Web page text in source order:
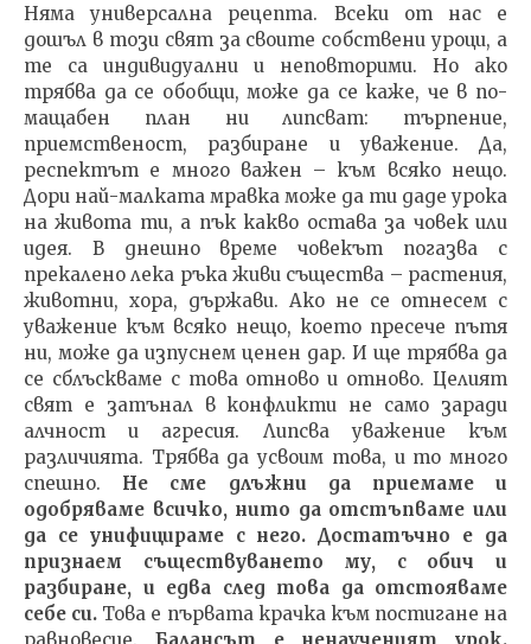
Няма универсална рецепта. Всеки от нас е
дошъл в този свят за своите собствени уроци, а
те са индивидуални и неповторими. Но ако
трябва да се обобщи, може да се каже, че в по-
мащабен план ни липсват: търпение,
приемственост, разбиране и уважение. Да,
респектът е много важен – към всяко нещо.
Дори най-малката мравка може да ти даде урока
на живота ти, а пък какво остава за човек или
идея. В днешно време човекът погазва с
прекалено лека ръка живи същества – растения,
животни, хора, държави. Ако не се отнесем с
уважение към всяко нещо, което пресече пътя
ни, може да изпуснем ценен дар. И ще трябва да
се сблъскваме с това отново и отново. Целият
свят е затънал в конфликти не само заради
алчност и агресия. Липсва уважение към
различията. Трябва да усвоим това, и то много
спешно. Не сме длъжни да приемаме и
одобряваме всичко, нито да отстъпваме или
да се унифицираме с него. Достатъчно е да
признаем съществуването му, с обич и
разбиране, и едва след това да отстояваме
себе си. Това е първата крачка към постигане на
равновесие. Балансът е ненаученият урок.